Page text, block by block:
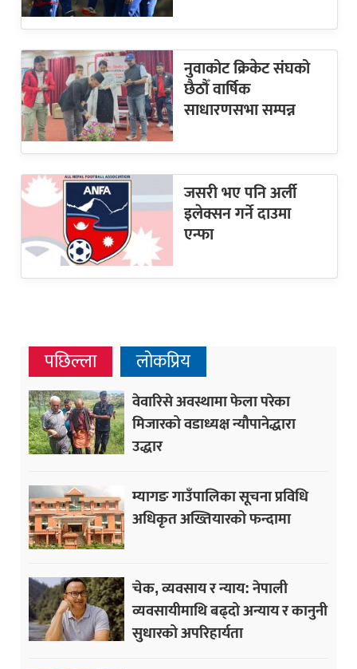
नुवाकोट क्रिकेट संघको
छैठौँ वार्षिक
साधारणसभा सम्पन्न
जसरी भए पनि अर्ली
इलेक्सन गर्ने दाउमा
एन्फा
पछिल्ला लोकप्रिय
वेवारिसे अवस्थामा फेला परेका
मिजारको वडाध्यक्ष न्यौपानेद्धारा
उद्धार
म्यागङ गाउँपालिका सूचना प्रविधि
अधिकृत अख्तियारको फन्दामा
चेक, व्यवसाय र न्याय: नेपाली
व्यवसायीमाथि बढ्दो अन्याय र कानुनी
सुधारको अपरिहार्यता